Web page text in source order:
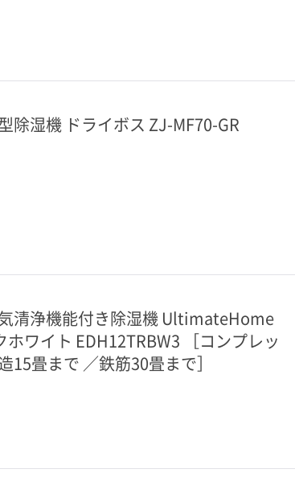
除湿機 ドライボス ZJ-MF70-GR
気清浄機能付き除湿機 UltimateHome
ホワイト EDH12TRBW3 ［コンプレッ
15畳まで ／鉄筋30畳まで］